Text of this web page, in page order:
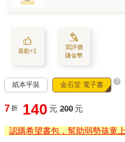
喜歡+1
寫評價
賺金幣
紙本平裝 金石堂 電子書 ?
7 折 140 元 200 元
認購希望書包，幫助弱勢孩童